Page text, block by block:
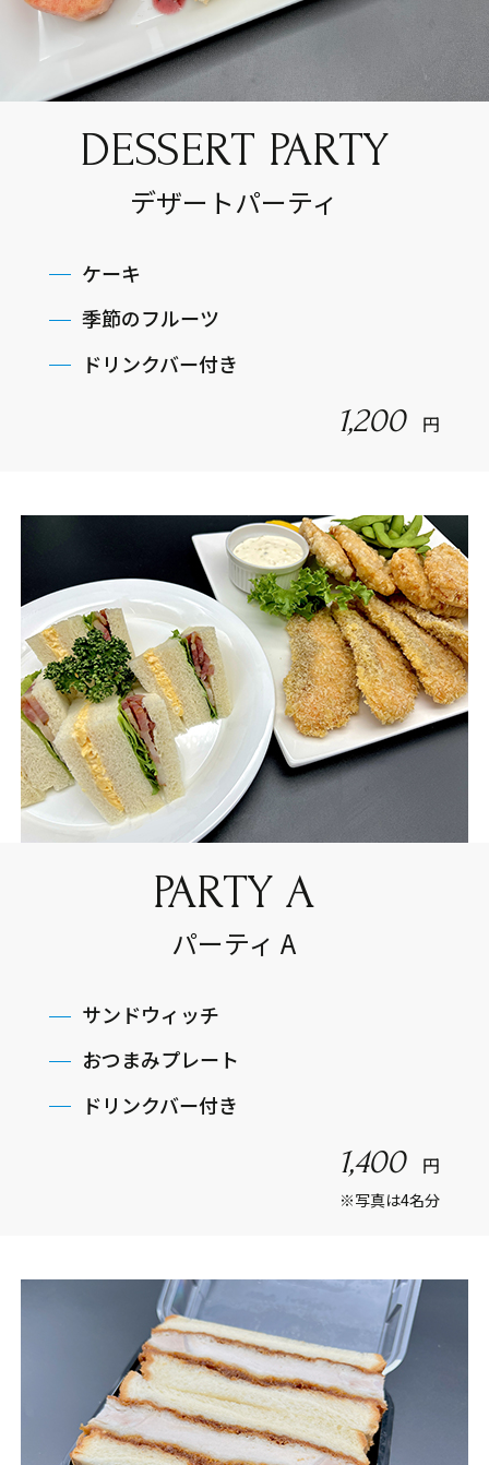
DESSERT PARTY
デザートパーティ
ケーキ
季節のフルーツ
ドリンクバー付き
1,200 円
PARTY A
パーティ A
サンドウィッチ
おつまみプレート
ドリンクバー付き
1,400 円
※写真は4名分